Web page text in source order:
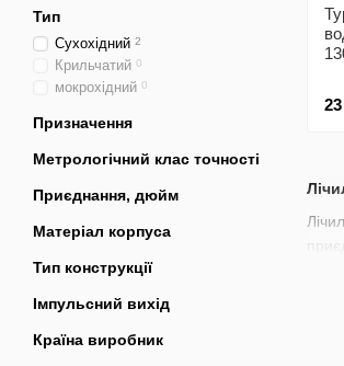
Тип
Сухохідний 2
Крильчатий 0
мокрохідний 0
Призначення
Метрологічний клас точності
Приєднання, дюйм
Матеріал корпуса
Тип конструкції
Імпульсний вихід
Країна виробник